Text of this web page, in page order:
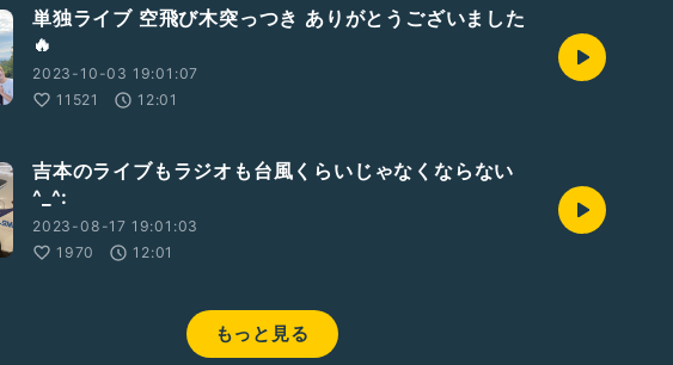
単独ライブ 空飛び木突っつき ありがとうございました
🔥
2023-10-03 19:01:07
11521
12:01
吉本のライブもラジオも台風くらいじゃなくならない
^_^:
2023-08-17 19:01:03
1970
12:01
もっと見る